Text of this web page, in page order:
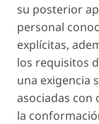
su posterior
personal
explícitas,
los requisitos
una exigencia
asociadas con
la